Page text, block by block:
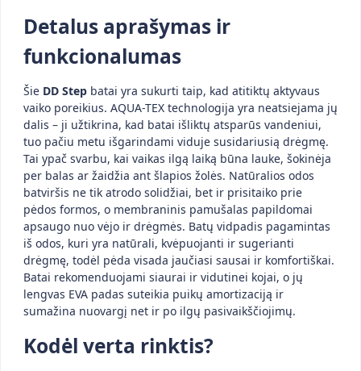
Detalus aprašymas ir
funkcionalumas
Šie DD Step batai yra sukurti taip, kad atitiktų aktyvaus
vaiko poreikius. AQUA-TEX technologija yra neatsiejama jų
dalis – ji užtikrina, kad batai išliktų atsparūs vandeniui,
tuo pačiu metu išgarindami viduje susidariusią drėgmę.
Tai ypač svarbu, kai vaikas ilgą laiką būna lauke, šokinėja
per balas ar žaidžia ant šlapios žolės. Natūralios odos
batviršis ne tik atrodo solidžiai, bet ir prisitaiko prie
pėdos formos, o membraninis pamušalas papildomai
apsaugo nuo vėjo ir drėgmės. Batų vidpadis pagamintas
iš odos, kuri yra natūrali, kvėpuojanti ir sugerianti
drėgmę, todėl pėda visada jaučiasi sausai ir komfortiškai.
Batai rekomenduojami siaurai ir vidutinei kojai, o jų
lengvas EVA padas suteikia puikų amortizaciją ir
sumažina nuovargį net ir po ilgų pasivaikščiojimų.
Kodėl verta rinktis?